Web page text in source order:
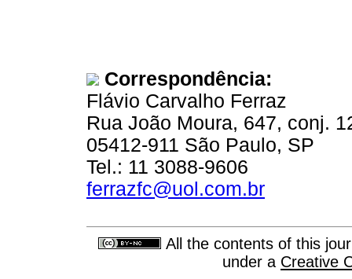
Correspondência:
Flávio Carvalho Ferraz
Rua João Moura, 647, conj.
05412-911 São Paulo, SP
Tel.: 11 3088-9606
ferrazfc@uol.com.br
All the contents of this
under a Creative